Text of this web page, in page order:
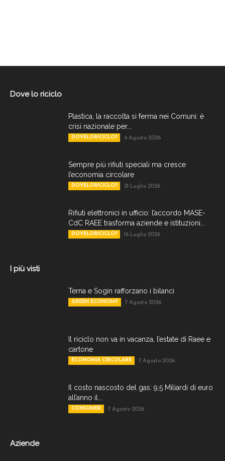
Dove lo riciclo
Plastica, la raccolta si ferma nei Comuni: è
crisi nazionale per...
DOVELORICICLO? 4 Agosto 2026
Sempre più rifiuti speciali ma cresce
l’economia circolare
DOVELORICICLO? 21 Luglio 2026
Rifiuti elettronici in ufficio: l’accordo MASE-
CdC RAEE trasforma aziende e istituzioni...
DOVELORICICLO? 16 Luglio 2026
I più visti
Terna e Sogin rafforzano i bilanci
GREEN ECONOMY 7 Agosto 2026
Il riciclo non va in vacanza, l’estate di Raee e
cartone
ECONOMIA CIRCOLARE 7 Agosto 2026
Il costo nascosto del gas: 9,5 Miliardi di euro
all’anno il...
CONSUMER 7 Agosto 2026
Aziende